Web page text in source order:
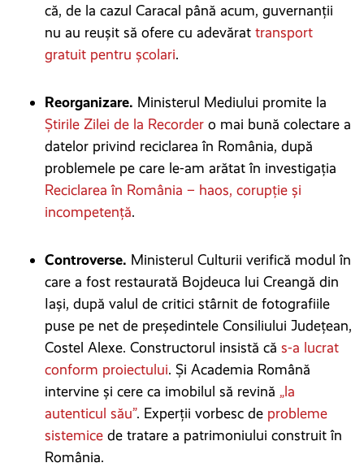
că, de la cazul Caracal până acum, guvernanții
nu au reușit să ofere cu adevărat transport
gratuit pentru școlari.
Reorganizare. Ministerul Mediului promite la
Știrile Zilei de la Recorder o mai bună colectare a
datelor privind reciclarea în România, după
problemele pe care le-am arătat în investigația
Reciclarea în România – haos, corupție și
incompetență.
Controverse. Ministerul Culturii verifică modul în
care a fost restaurată Bojdeuca lui Creangă din
Iași, după valul de critici stârnit de fotografiile
puse pe net de președintele Consiliului Județean,
Costel Alexe. Constructorul insistă că s-a lucrat
conform proiectului. Și Academia Română
intervine și cere ca imobilul să revină „la
autenticul său”. Experții vorbesc de probleme
sistemice de tratare a patrimoniului construit în
România.